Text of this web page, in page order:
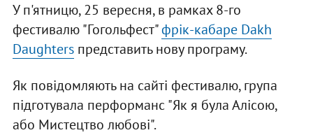
У п'ятницю, 25 вересня, в рамках 8-го
фестивалю "Гогольфест"фрік-кабаре Dakh
Daughtersпредставить нову програму.
Як повідомляють на сайті фестивалю, група
підготувала перформанс "Як я була Алісою,
або Мистецтво любові".